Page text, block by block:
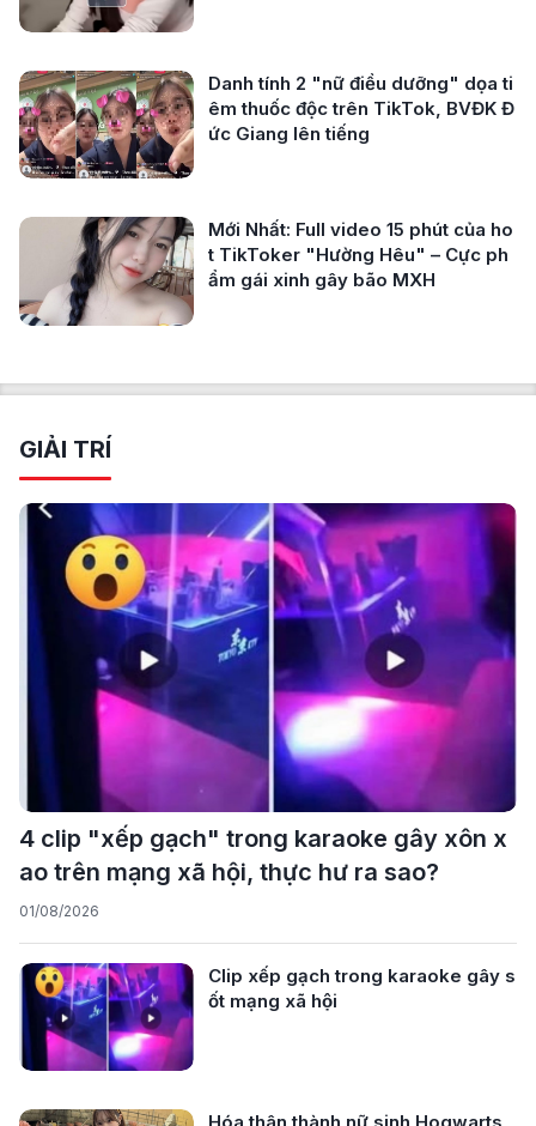
Danh tính 2 "nữ điều dưỡng" dọa ti
êm thuốc độc trên TikTok, BVĐK Đ
ức Giang lên tiếng
Mới Nhất: Full video 15 phút của ho
t TikToker "Hường Hêu" – Cực ph
ẩm gái xinh gây bão MXH
GIẢI TRÍ
4 clip "xếp gạch" trong karaoke gây xôn x
ao trên mạng xã hội, thực hư ra sao?
01/08/2026
Clip xếp gạch trong karaoke gây s
ốt mạng xã hội